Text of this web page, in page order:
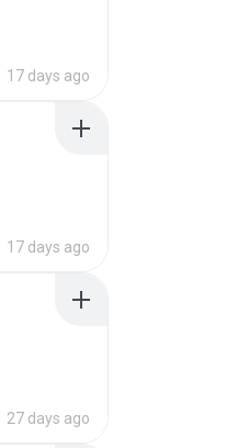
17 days ago
17 days ago
27 days ago